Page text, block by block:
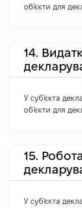
об'єкти для
14.
У суб'єкта
об'єкти для
15.
У суб'єкта